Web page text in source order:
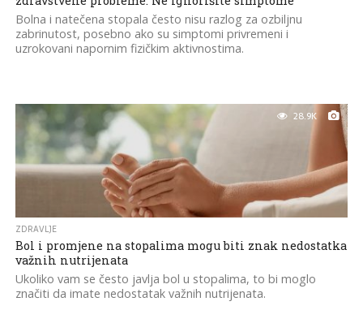
Bolna i natečena stopala često nisu razlog za ozbiljnu
zabrinutost, posebno ako su simptomi privremeni i
uzrokovani napornim fizičkim aktivnostima.
28.9K
ZDRAVLJE
Bol i promjene na stopalima mogu biti znak nedostatka
važnih nutrijenata
Ukoliko vam se često javlja bol u stopalima, to bi moglo
značiti da imate nedostatak važnih nutrijenata.